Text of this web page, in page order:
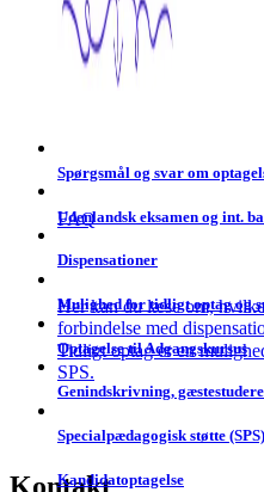
Spørgsmål og svar om
FAQ
Udenlandsk eksamen og int.
Dispensationer
Her kan du læse om,
forbindelse med
Mulighed for tidligt optag og
Tidligt optag er en
SPS.
Optagelse til Adgangs­kursus
Genind­skrivning,
Specialpædagogisk støtte (SPS)
Kandidatoptagelse
Kontakt